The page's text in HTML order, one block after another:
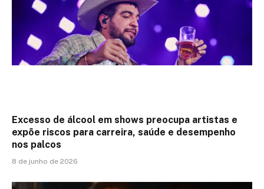
Excesso de álcool em shows preocupa artistas e
expõe riscos para carreira, saúde e desempenho
nos palcos
8 de junho de 2026